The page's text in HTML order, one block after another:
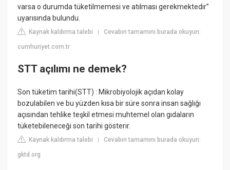
varsa o durumda tüketilmemesi ve atılması gerekmektedir”
uyarısında bulundu.
Kaynak kaldırma talebi |Cevabın tamamını burada okuyun:
cumhuriyet.com.tr
STT açılımı ne demek?
Son tüketim tarihi(STT) : Mikrobiyolojik açıdan kolay
bozulabilen ve bu yüzden kısa bir süre sonra insan sağlığı
açısından tehlike teşkil etmesi muhtemel olan gıdaların
tüketebileneceği son tarihi gösterir.
Kaynak kaldırma talebi |Cevabın tamamını burada okuyun:
gktd.org